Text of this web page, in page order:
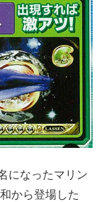
になったマリン
から登場した